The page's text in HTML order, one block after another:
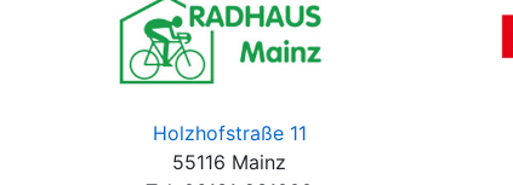
Holzhofstraße 11
55116 Mainz